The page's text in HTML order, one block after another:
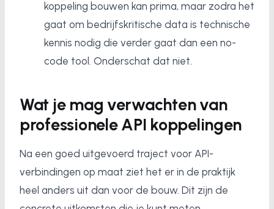
koppeling bouwen kan prima, maar zodra het
gaat om bedrijfskritische data is technische
kennis nodig die verder gaat dan een no-
code tool. Onderschat dat niet.
Wat je mag verwachten van
professionele API koppelingen
Na een goed uitgevoerd traject voor API-
verbindingen op maat ziet het er in de praktijk
heel anders uit dan voor de bouw. Dit zijn de